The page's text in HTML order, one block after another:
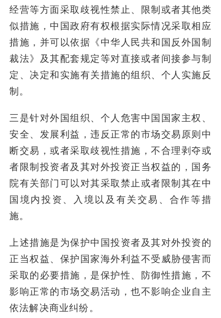
经营等方面采取歧视性禁止、限制或者其他类
似措施，中国政府有权根据实际情况采取相应
措施，并可以依据《中华人民共和国反外国制
裁法》及其配套规定等对直接或者间接参与制
定、决定和实施有关措施的组织、个人实施反
制。
三是针对外国组织、个人危害中国国家主权、
安全、发展利益，违反正常的市场交易原则中
断交易，或者采取歧视性措施，不合理剥夺或
者限制投资者及其对外投资正当权益的，国务
院有关部门可以对其采取禁止或者限制其在中
国境内投资、入境以及有关交易、合作等措
施。
上述措施是为保护中国投资者及其对外投资的
正当权益、保护国家海外利益不受威胁侵害而
采取的必要措施，是保护性、防御性措施，不
影响正常的市场交易活动，也不影响企业自主
依法解决商业纠纷。